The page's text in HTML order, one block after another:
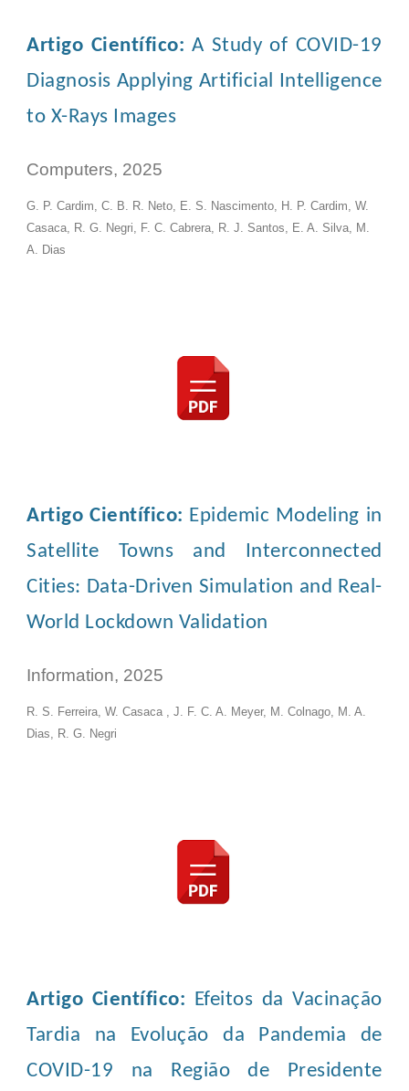
Artigo Científico:A Study of COVID-19
Diagnosis Applying Artificial Intelligence
to X-Rays Images
Computers, 2025
G. P. Cardim, C. B. R. Neto, E. S. Nascimento, H. P. Cardim, W.
Casaca, R. G. Negri, F. C. Cabrera, R. J. Santos, E. A. Silva, M.
A. Dias
Artigo Científico: Epidemic Modeling in
Satellite Towns and Interconnected
Cities: Data-Driven Simulation and Real-
World Lockdown Validation
Information, 2025
R. S. Ferreira, W. Casaca , J. F. C. A. Meyer, M. Colnago, M. A.
Dias, R. G. Negri
Artigo Científico: Efeitos da Vacinação
Tardia na Evolução da Pandemia de
COVID-19 na Região de Presidente